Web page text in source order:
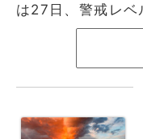
は27日、警戒レベ